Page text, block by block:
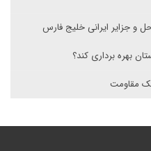
و جزایر ایرانی خلیج فارس
بهره برداری کند؟
مقاومت